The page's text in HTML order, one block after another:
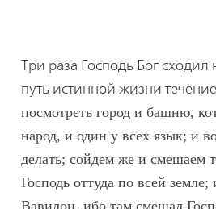
Три раза Господь Бог
путь истинной жизни
посмотреть город и башню,
народ, и один у всех язык; и
делать; сойдем же и смешаем
Господь оттуда по всей
Вавилон, ибо там смешал